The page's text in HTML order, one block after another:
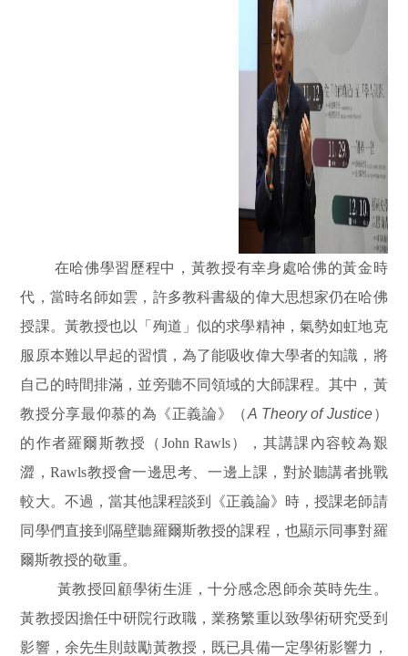
在哈佛學習歷程中，黃教授有幸身處哈佛的黃金時
代，當時名師如雲，許多教科書級的偉大思想家仍在哈佛
授課。黃教授也以「殉道」似的求學精神，氣勢如虹地克
服原本難以早起的習慣，為了能吸收偉大學者的知識，將
自己的時間排滿，並旁聽不同領域的大師課程。其中，黃
教授分享最仰慕的為《正義論》（A Theory of Justice）
的作者羅爾斯教授（John Rawls），其講課內容較為艱
澀，Rawls教授會一邊思考、一邊上課，對於聽講者挑戰
較大。不過，當其他課程談到《正義論》時，授課老師請
同學們直接到隔壁聽羅爾斯教授的課程，也顯示同事對羅
爾斯教授的敬重。
黃教授回顧學術生涯，十分感念恩師余英時先生。
黃教授因擔任中研院行政職，業務繁重以致學術研究受到
影響，余先生則鼓勵黃教授，既已具備一定學術影響力，